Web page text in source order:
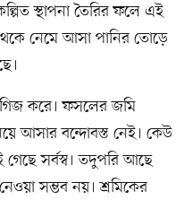
স্থাপনা তৈরির ফলে এই
নেমে আসা পানির তোড়ে
করে। ফসলের জমি
আসার বন্দোবস্ত নেই। কেউ
সর্বস্ব। তদুপরি আছে
সম্ভব নয়। শ্রমিকের